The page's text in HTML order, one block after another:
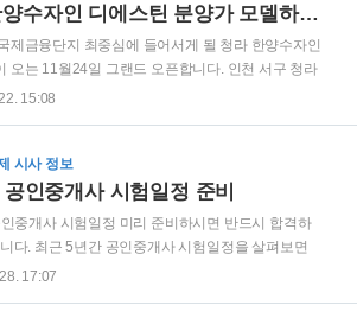
13억 ~ 14억원 이상 올라갈 것으로 보입니다. 사업
록, 규모는 지하6층 ~ 지상10층 144세대 84㎡ 단일
적률 426.61%, 건폐율 72.62% 입니다. 입지환경
용서고속도로와 서판교 터널, 월판선 예정지인 서
접..
청라 한양수자인 디에스틴 분양가 모델하우스 위치
제금융단지 최중심에 들어서게 될 청라 한양수자인
오는 11월24일 그랜드 오픈합니다. 인천 서구 청라
지 B5-2블록에 들어서게 될 청라 한양수자인 디에
. 사업개요 위치 : 인천광역시 서구 청라동 94-1, 규
~ 지상47층 3개동 703세대, 대지면적 : 11,336,10
234세대, 84B 234세대, 84C 234세대입니다. 입지환
수자인 디에스틴 주변에 지하철 7호선 연장 예정,
공예정으로 완공..
15:08
시사 정보
인중개사 시험일정 준비
중개사 시험일정 미리 준비하시면 반드시 합격하
다. 최근 5년간 공인중개사 시험일정을 살펴보면
28일 토요일, 2019년 10월26일 토요일, 2020년
17:07